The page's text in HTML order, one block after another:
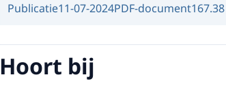
Publicatie11-07-2024PDF-document
Hoort bij